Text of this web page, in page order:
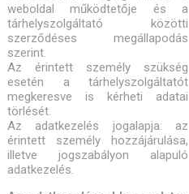
weboldal működtetője és a
tárhelyszolgáltató közötti
szerződéses megállapodás
szerint.
Az érintett személy szükség
esetén a tárhelyszolgáltatót
megkeresve is kérheti adatai
törlését.
Az adatkezelés jogalapja: az
érintett személy hozzájárulása,
illetve jogszabályon alapuló
adatkezelés.